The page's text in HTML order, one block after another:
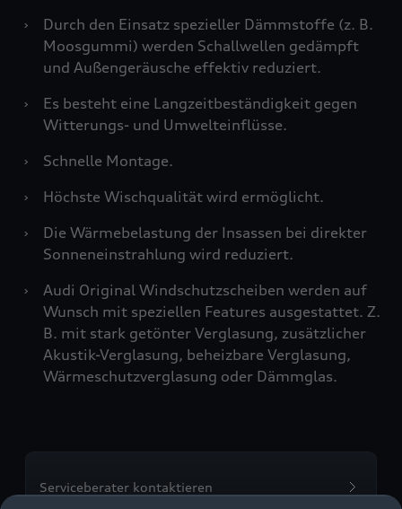
›
Durch den Einsatz spezieller Dämmstoffe (z. B.
Moosgummi) werden Schallwellen gedämpft
und Außengeräusche effektiv reduziert.
›
Es besteht eine Langzeitbeständigkeit gegen
Witterungs- und Umwelteinflüsse.
›
Schnelle Montage.
›
Höchste Wischqualität wird ermöglicht.
›
Die Wärmebelastung der Insassen bei direkter
Sonneneinstrahlung wird reduziert.
›
Audi Original Windschutzscheiben werden auf
Wunsch mit speziellen Features ausgestattet. Z.
B. mit stark getönter Verglasung, zusätzlicher
Akustik-Verglasung, beheizbare Verglasung,
Wärmeschutzverglasung oder Dämmglas.
Serviceberater kontaktieren